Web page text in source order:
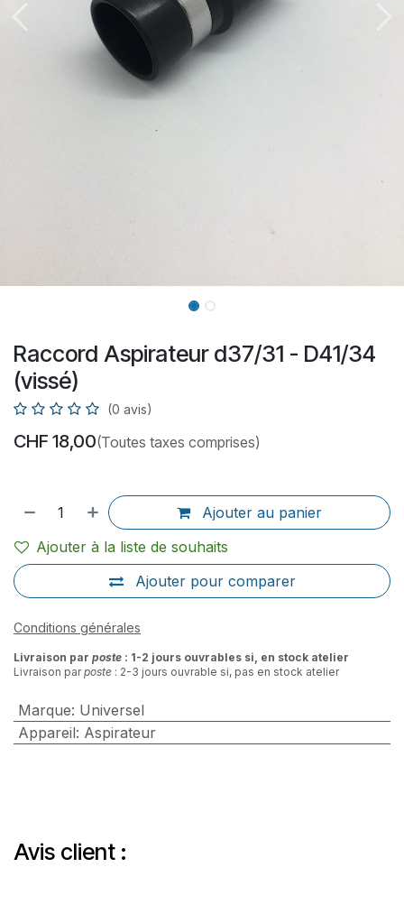
Raccord Aspirateur d37/31 - D41/34
(vissé)
(0 avis)
CHF 18,00(Toutes taxes comprises)
Ajouter au panier
Ajouter pour comparer
Ajouter à la liste de souhaits
Conditions générales
Livraison par poste : 1-2 jours ouvrables si, en stock atelier
Livraison parposte : 2-3 jours ouvrable si, pas en stock atelier
Marque: Universel
Appareil: Aspirateur
Avis client :